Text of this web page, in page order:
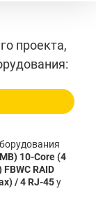
проекта,
10-Core (4
RAID
/ 4 RJ-45у